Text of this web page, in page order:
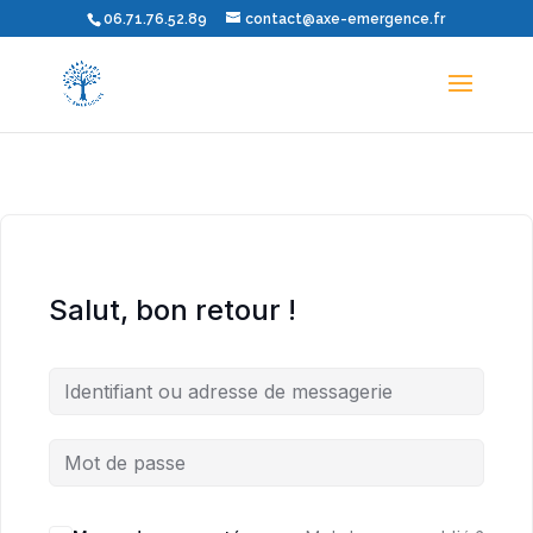
06.71.76.52.89 contact@axe-emergence.fr
Salut, bon retour !